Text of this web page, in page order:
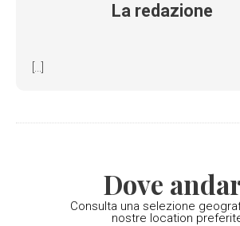
La redazione
[...]
Dove
Consulta una selezione
nostre location